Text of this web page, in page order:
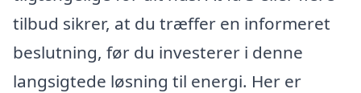
tilbud sikrer, at du træffer en informeret
beslutning, før du investerer i denne
langsigtede løsning til energi. Her er